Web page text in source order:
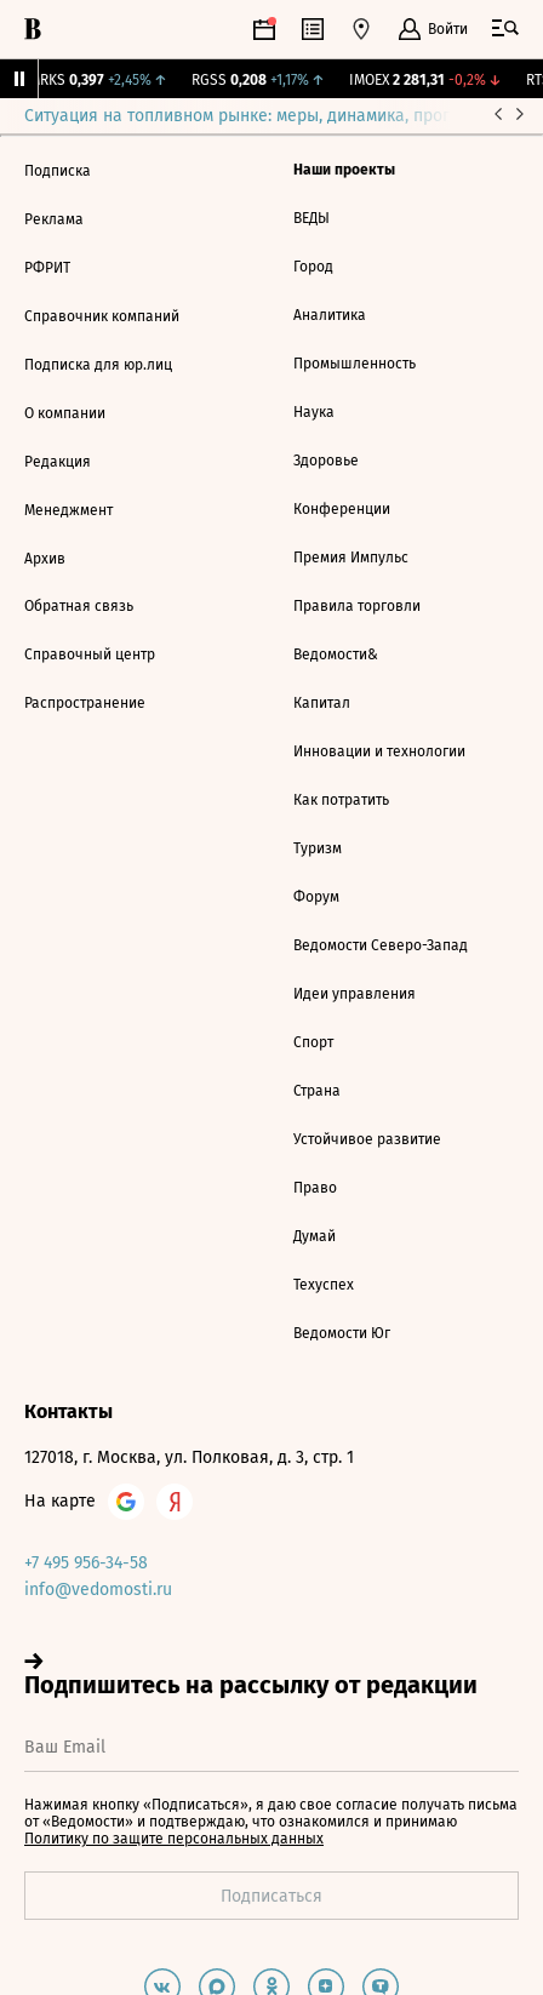
Войти
MRKS 0,397 +2,45%↑ RGSS 0,208 +1,17%↑ IMOEX 2 281,31 -0,2%↓
Ситуация на топливном рынке: меры, динамика, прогнозы
Подписка
Реклама
РФРИТ
Справочник компаний
Подписка для юр.лиц
О компании
Редакция
Менеджмент
Архив
Обратная связь
Справочный центр
Распространение
Наши проекты
ВЕДЫ
Город
Аналитика
Промышленность
Наука
Здоровье
Конференции
Премия Импульс
Правила торговли
Ведомости&
Капитал
Инновации и технологии
Как потратить
Туризм
Форум
Ведомости Северо-Запад
Идеи управления
Спорт
Страна
Устойчивое развитие
Право
Думай
Техуспех
Ведомости Юг
Контакты
127018, г. Москва, ул. Полковая, д. 3, стр. 1
На карте
+7 495 956-34-58
info@vedomosti.ru
Нажимая кнопку «Подписаться», я даю свое согласие получать письма
от «Ведомости» и подтверждаю, что ознакомился и принимаю
Политику по защите персональных данных